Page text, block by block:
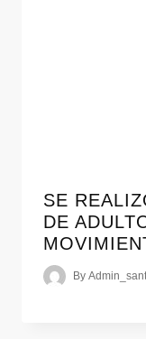
SE
DE
By